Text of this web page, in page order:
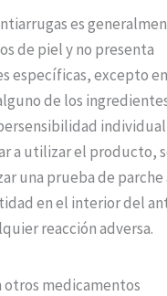
es
de piel y no presenta
específicas, excepto
de los
individual
a utilizar el producto,
una prueba de
en el interior del
reacción adversa.
otros medicamentos